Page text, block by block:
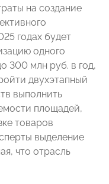
на создание
годах будет
одного
300 млн руб. в год,
двухэтапный
выполнить
площадей,
товаров
выделение
что отрасль